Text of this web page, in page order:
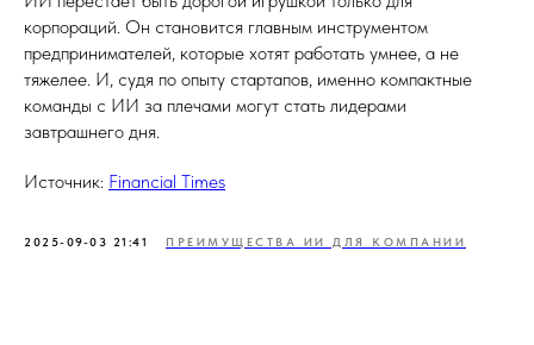
корпораций. Он становится главным инструментом
предпринимателей, которые хотят работать умнее, а не
тяжелее. И, судя по опыту стартапов, именно компактные
команды с ИИ за плечами могут стать лидерами
завтрашнего дня.
Источник: Financial Times
2025-09-03 21:41 ПРЕИМУЩЕСТВА ИИ ДЛЯ КОМПАНИИ